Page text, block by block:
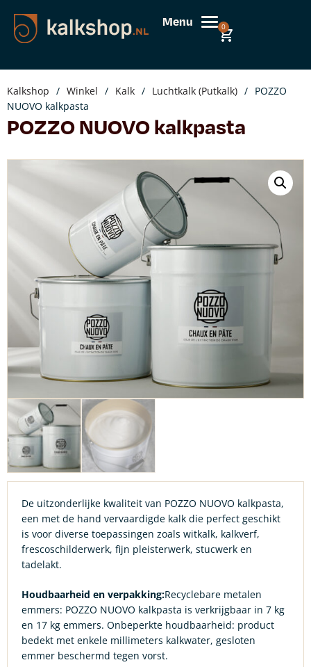
Menu 0
Kalkshop / Winkel / Kalk / Luchtkalk (Putkalk) / POZZO
NUOVO kalkpasta
POZZO NUOVO kalkpasta
De uitzonderlijke kwaliteit van POZZO NUOVO kalkpasta,
een met de hand vervaardigde kalk die perfect geschikt
is voor diverse toepassingen zoals witkalk, kalkverf,
frescoschilderwerk, fijn pleisterwerk, stucwerk en
tadelakt.
Houdbaarheid en verpakking:Recyclebare metalen
emmers: POZZO NUOVO kalkpasta is verkrijgbaar in 7 kg
en 17 kg emmers. Onbeperkte houdbaarheid: product
bedekt met enkele millimeters kalkwater, gesloten
emmer beschermd tegen vorst.